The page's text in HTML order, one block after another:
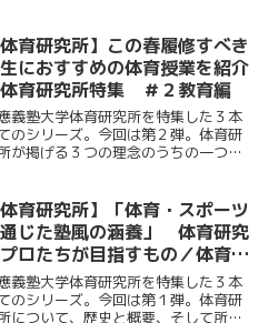
体育研究所】この春履修すべき
におすすめの体育授業を紹介
育研究所特集 ＃２教育編
義塾大学体育研究所を特集した３本
のシリーズ。今回は第２弾。体育研
が掲げる３つの理念のうちの一つ、
体育研究所】「体育・スポーツ
じた塾風の涵養」 体育研究
ロたちが目指すもの／体育研
特集 ＃１体育研究所とは
義塾大学体育研究所を特集した３本
のシリーズ。今回は第１弾。体育研
について、歴史と概要、そして所員